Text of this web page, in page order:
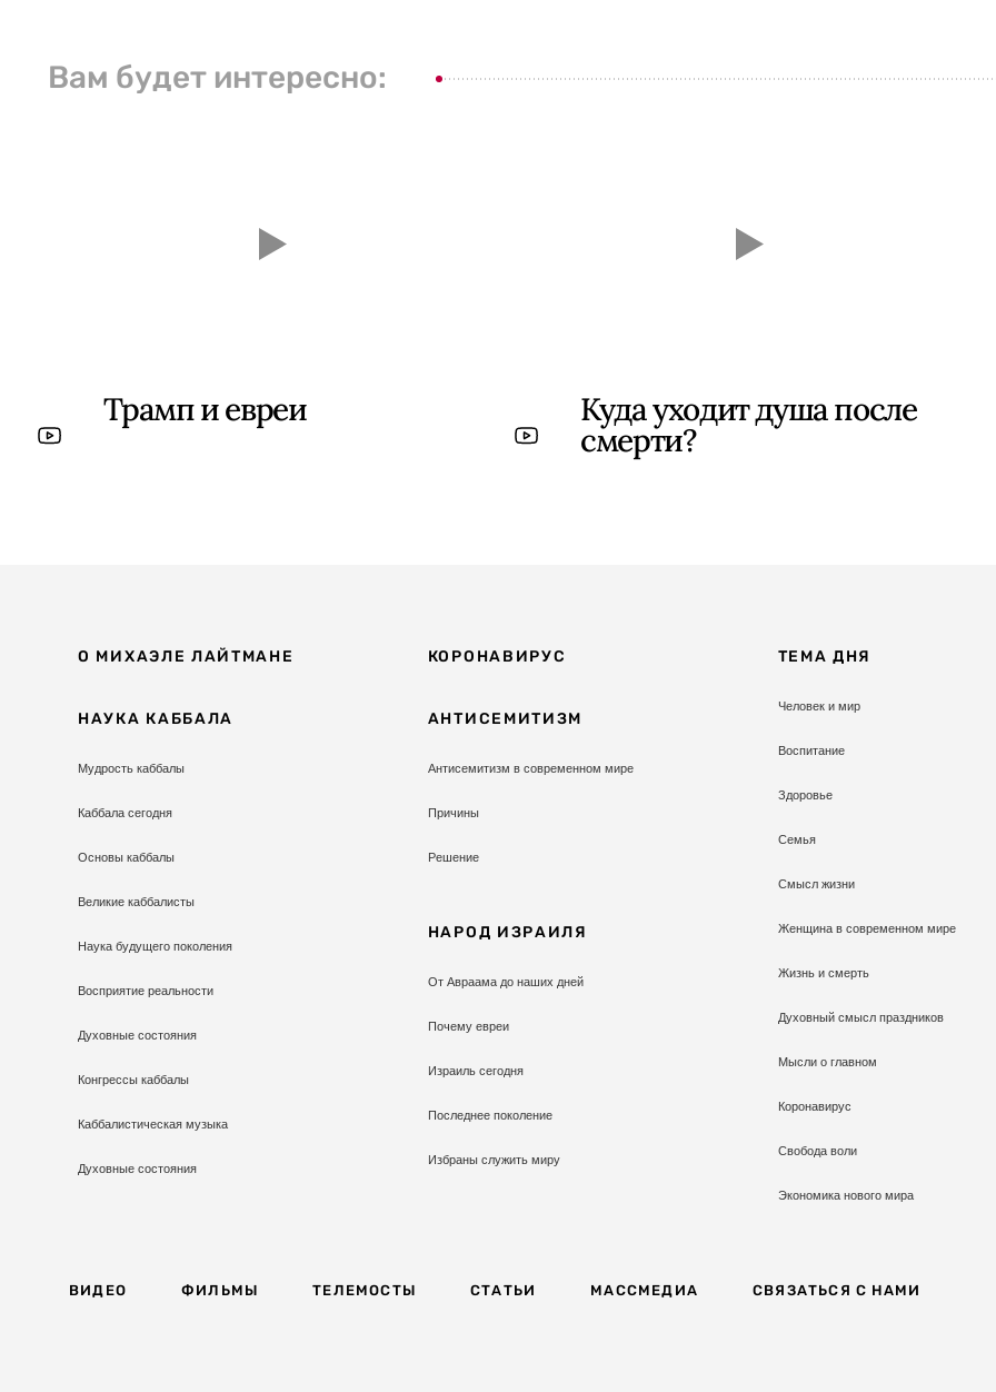
Вам будет интересно:
Трамп и евреи Куда уходит душа после
смерти?
О МИХАЭЛЕ ЛАЙТМАНЕ
НАУКА КАББАЛА
Мудрость каббалы
Каббала сегодня
Основы каббалы
Великие каббалисты
Наука будущего поколения
Восприятие реальности
Духовные состояния
Конгрессы каббалы
Каббалистическая музыка
Духовные состояния
КОРОНАВИРУС
АНТИСЕМИТИЗМ
Антисемитизм в современном мире
Причины
Решение
НАРОД ИЗРАИЛЯ
От Авраама до наших дней
Почему евреи
Израиль сегодня
Последнее поколение
Избраны служить миру
ТЕМА ДНЯ
Человек и мир
Воспитание
Здоровье
Семья
Смысл жизни
Женщина в современном мире
Жизнь и смерть
Духовный смысл праздников
Мысли о главном
Коронавирус
Свобода воли
Экономика нового мира
ВИДЕО ФИЛЬМЫ ТЕЛЕМОСТЫ СТАТЬИ МАССМЕДИА СВЯЗАТЬСЯ С НАМИ